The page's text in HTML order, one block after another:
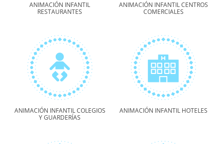
ANIMACIÓN INFANTIL
RESTAURANTES
ANIMACIÓN INFANTIL CENTROS
COMERCIALES
ANIMACIÓN INFANTIL COLEGIOS
Y GUARDERÍAS
ANIMACIÓN INFANTIL HOTELES